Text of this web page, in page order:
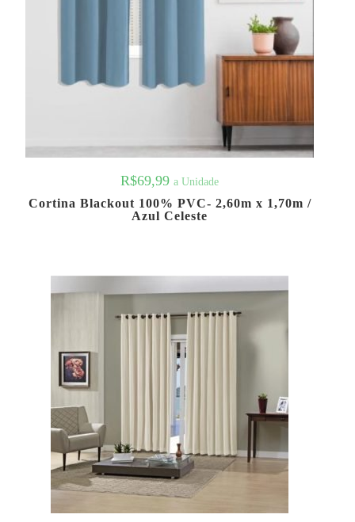
R$69,99 a Unidade
Cortina Blackout 100% PVC- 2,60m x 1,70m /
Azul Celeste